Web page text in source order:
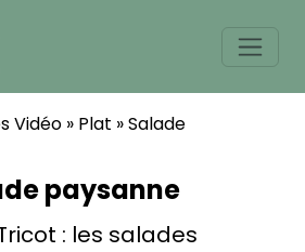
Vidéo » Plat »Salade
paysanne
: les salades